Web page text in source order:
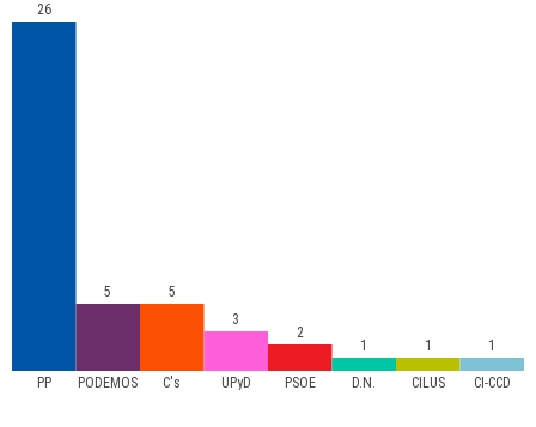
PP PODEMOS C's UPyD PSOE D.N. CILUS CI-CCD
26
5
5
3
2
1 1 1